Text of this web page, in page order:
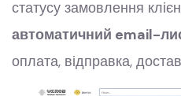
статусу замовлення
автоматичний email-
оплата, відправка,